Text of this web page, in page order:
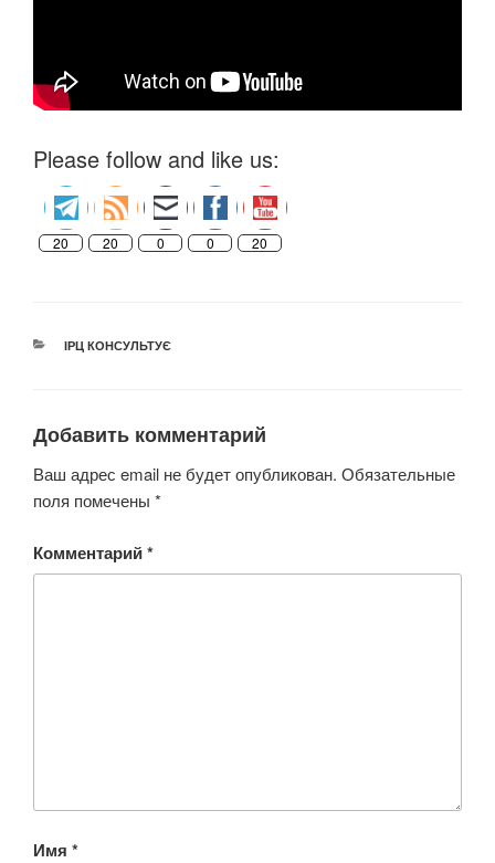
Please follow and like us:
20 20 0 0 20
РУБРИКИ
ІРЦ КОНСУЛЬТУЄ
Добавить комментарий
Ваш адрес email не будет опубликован. Обязательные
поля помечены *
Комментарий*
Имя *